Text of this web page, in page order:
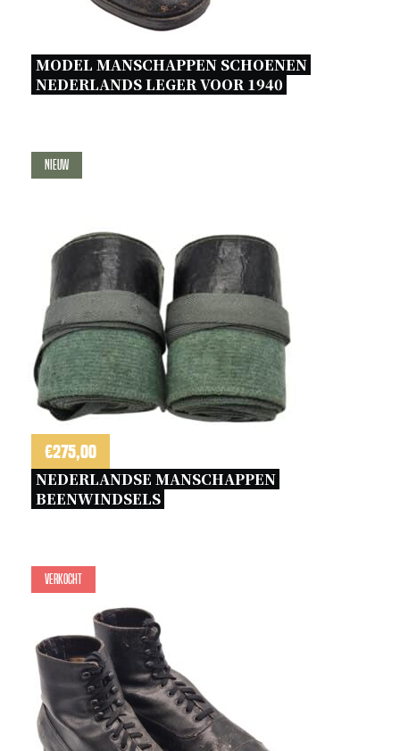
MODEL MANSCHAPPEN SCHOENEN
NEDERLANDS LEGER VOOR 1940
Nieuw
€275,00
NEDERLANDSE MANSCHAPPEN
BEENWINDSELS
Verkocht